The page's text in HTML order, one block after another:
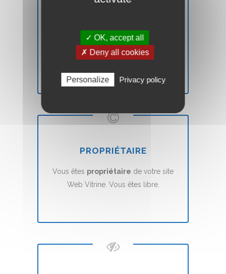
Vous n'êtes passatisfait? Nous vous
remboursonssans aucune condition.
PROPRIÉTAIRE
Vous êtes propriétaire de votre site
Web Vitrine. Vous êtes libre.
✓ OK, accept all
✗ Deny all cookies
Personalize Privacy policy